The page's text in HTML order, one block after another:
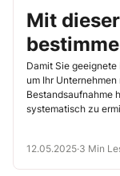
Mit
Damit Sie
um Ihr
Bestandsaufnahme
systematisch zu
12.05.2025·3 Min